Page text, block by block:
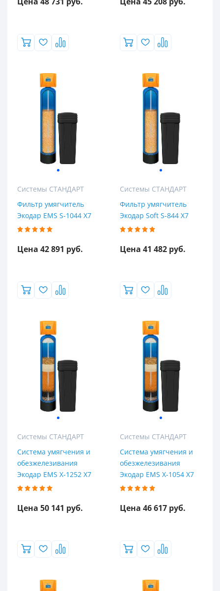
Системы СТАНДАРТ
Фильтр умягчитель
Экодар EMS S-1044 X7
Цена 42 891 руб.
Системы СТАНДАРТ
Фильтр умягчитель
Экодар Soft S-844 X7
Цена 41 482 руб.
Системы СТАНДАРТ
Система умягчения и
обезжелезивания
Экодар EMS X-1252 X7
Цена 50 141 руб.
Системы СТАНДАРТ
Система умягчения и
обезжелезивания
Экодар EMS X-1054 X7
Цена 46 617 руб.